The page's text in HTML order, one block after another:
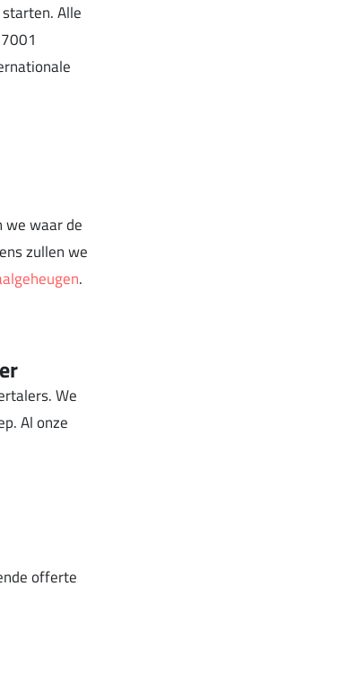
Alle
we waar de
zullen we
.
We
Al onze
offerte